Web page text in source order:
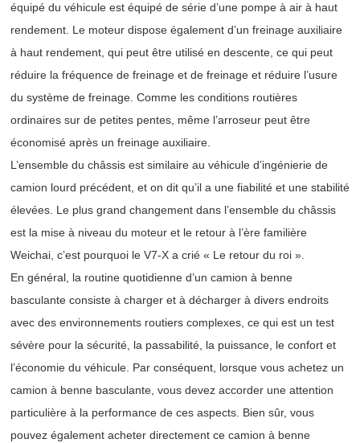
équipé du véhicule est équipé de série d’une pompe à air à haut
rendement. Le moteur dispose également d’un freinage auxiliaire
à haut rendement, qui peut être utilisé en descente, ce qui peut
réduire la fréquence de freinage et de freinage et réduire l’usure
du système de freinage. Comme les conditions routières
ordinaires sur de petites pentes, même l’arroseur peut être
économisé après un freinage auxiliaire.
L’ensemble du châssis est similaire au véhicule d’ingénierie de
camion lourd précédent, et on dit qu’il a une fiabilité et une stabilité
élevées. Le plus grand changement dans l’ensemble du châssis
est la mise à niveau du moteur et le retour à l’ère familière
Weichai, c’est pourquoi le V7-X a crié « Le retour du roi ».
En général, la routine quotidienne d’un camion à benne
basculante consiste à charger et à décharger à divers endroits
avec des environnements routiers complexes, ce qui est un test
sévère pour la sécurité, la passabilité, la puissance, le confort et
l’économie du véhicule. Par conséquent, lorsque vous achetez un
camion à benne basculante, vous devez accorder une attention
particulière à la performance de ces aspects. Bien sûr, vous
pouvez également acheter directement ce camion à benne